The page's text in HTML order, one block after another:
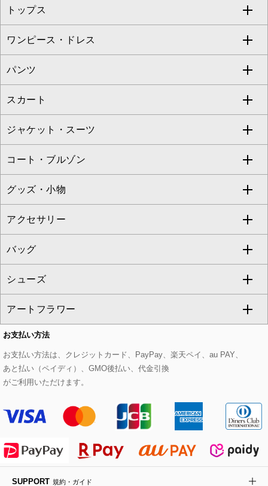
eur3
Maison de CINQ
MK MICHEL KLEIN BAG
HIROKO KOSHINO
トップス
すべてのトップス
カットソー・Tシャツ
ブラウス・シャツ
ニット・セーター
カーディガン
アンサンブルセット
ベスト・ジレ
パーカー
タンクトップ・キャミソール
スウェット・ジャージー
その他のトップス
ワンピース・ドレス
すべてのワンピース・ドレス
ワンピース
ドレス
チュニック
ジャンパースカート
その他のワンピース・ドレス
パンツ
すべてのパンツ
フルレングスパンツ
クロップド・半端丈パンツ
ガウチョ・ワイドパンツ
ハーフ・ショート丈パンツ
サロペット・オールインワン
その他のパンツ
スカート
すべてのスカート
ロング・マキシ丈スカート
ひざ丈スカート
ミモレ丈スカート
ショート・ミニ丈スカート
その他のスカート
ジャケット・スーツ
すべてのジャケット・スーツ
テーラードジャケット
ノーカラージャケット
セットアップ
セットアップジャケット
セットアップパンツ
セットアップスカート
セットアップワンピース
コート・ブルゾン
すべてのコート・ブルゾン
トレンチコート
ピーコート
ダッフルコート
チェスターコート
モッズコート
ステンカラーコート
ライダースジャケット
デニムジャケット
グッズ・小物
すべてのグッズ・小物
マスク
ストール・マフラー・スヌード
ベルト・サスペンダー
帽子
ヘアアクセサリー
ハンカチ・バンダナ
手袋
アクセサリー
すべてのアクセサリー
ネックレス
ピアス・イヤリング
ブレスレット・バングル
ブローチ・コサージュ
バッグ
すべてのバッグ
トートバッグ
ショルダーバッグ
ボストンバッグ
バックパック・リュック
ボディバッグ・メッセンジャーバッグ
シューズ
すべてのシューズ
パンプス
スニーカー
フラットシューズ
ローファー
アートフラワー
すべてのアートフラワー
ローズ
カサブランカ・カラー
ラナンキュラス
お支払い方法
お支払い方法は、クレジットカード、PayPay、楽天ペイ、au PAY、
あと払い（ペイディ）、GMO後払い、代金引換
がご利用いただけます。
SUPPORT 規約・ガイド